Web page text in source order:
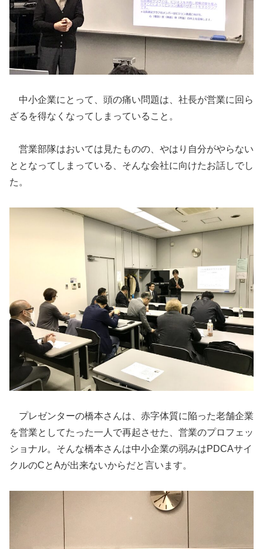
中小企業にとって、頭の痛い問題は、社長が営業に回ら
ざるを得なくなってしまっていること。
営業部隊はおいては見たものの、やはり自分がやらない
ととなってしまっている、そんな会社に向けたお話しでし
た。
プレゼンターの橋本さんは、赤字体質に陥った老舗企業
を営業としてたった一人で再起させた、営業のプロフェッ
ショナル。そんな橋本さんは中小企業の弱みはPDCAサイ
クルのCとAが出来ないからだと言います。